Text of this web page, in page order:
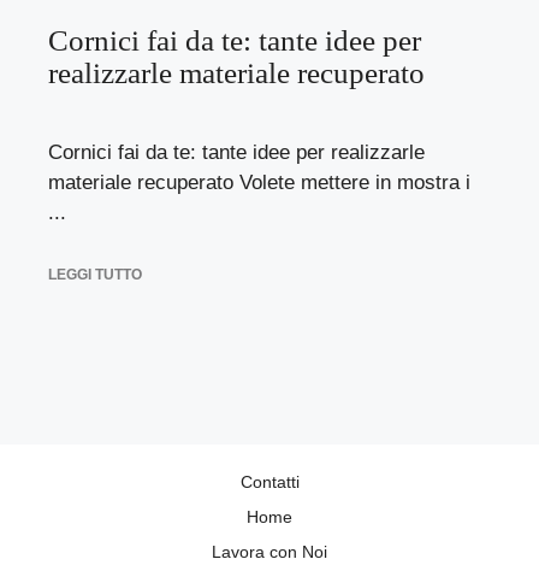
Cornici fai da te: tante idee per
realizzarle materiale recuperato
Cornici fai da te: tante idee per realizzarle
materiale recuperato Volete mettere in mostra i
...
LEGGI TUTTO
Contatti
Home
Lavora con Noi